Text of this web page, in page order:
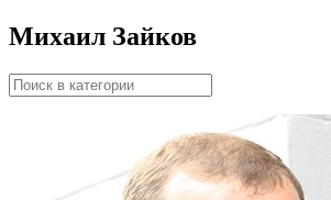
Михаил Зайков